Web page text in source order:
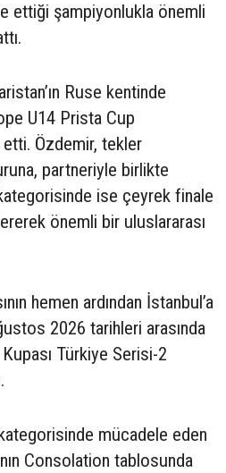
ettiği şampiyonlukla önemli
Ruse kentinde
U14 Prista Cup
Özdemir, tekler
partneriyle birlikte
ise çeyrek finale
önemli bir uluslararası
hemen ardından İstanbul’a
2026 tarihleri arasında
Türkiye Serisi-2
mücadele eden
Consolation tablosunda